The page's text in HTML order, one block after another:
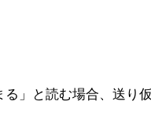
」と読む場合、送り